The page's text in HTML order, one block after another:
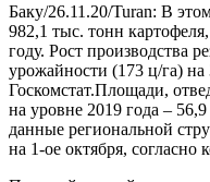
Баку/26.11.20/Turan: В
982,1 тыс. тонн
году. Рост производства
урожайности (173 ц/га) на
Госкомстат.Площади,
на уровне 2019 года –
данные региональной
на 1-ое октября,